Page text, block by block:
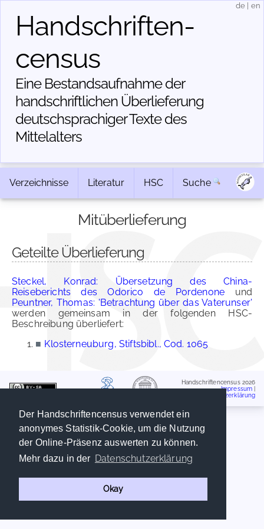
Der Handschriftencensus verwendet ein
anonymes Statistik-Cookie, um die Nutzung
der Online-Präsenz auswerten zu können.
Mehr dazu in der Datenschutzerklärung
Okay
Handschriften­
census
Eine Bestandsaufnahme der
handschriftlichen Über­lieferung
deutschsprachiger Texte des
Mittelalters
de en
Verzeichnisse Literatur HSC Suche
Mitüberlieferung
Geteilte Überlieferung
Steckel, Konrad: Übersetzung des China-
Reiseberichts des Odorico de Pordenone und
Peuntner, Thomas: 'Betrachtung über das Vaterunser'
werden gemeinsam in der folgenden HSC-
Beschreibung überliefert:
■ Klosterneuburg, Stiftsbibl., Cod. 1065
Handschriftencensus 2026
Impressum
Datenschutzerklärung